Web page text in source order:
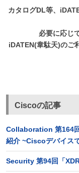
カタログDL等、
必要に応じ
iDATEN(韋駄天)のご
Ciscoの記事
Collaboration 第164
紹介 ~Ciscoデバイス
Security 第94回「